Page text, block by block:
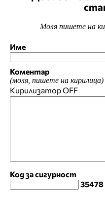
Моля пишете на
Име
Коментар
(моля, пишете на кирилица)
КирилизаторOFF
Код за сигурност
35478